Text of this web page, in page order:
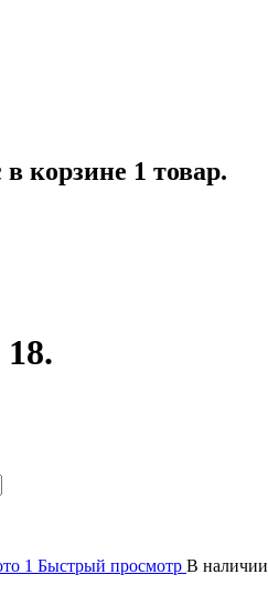
корзине 1 товар.
Быстрый просмотр В наличии